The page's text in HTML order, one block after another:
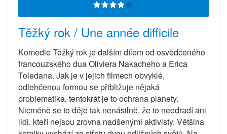
Těžký rok / Une année difficile
Komedie Těžký rok je dalším dílem od osvědčeného
francouzského dua Oliviera Nakacheho a Erica
Toledana. Jak je v jejich filmech obvyklé,
odlehčenou formou se přibližuje nějaká
problematika, tentokrát je to ochrana planety.
Nicméně se to děje tak nenásilně, že to neodradí ani
lidi, kteří nejsou zrovna nadšenými aktivisty. Většina